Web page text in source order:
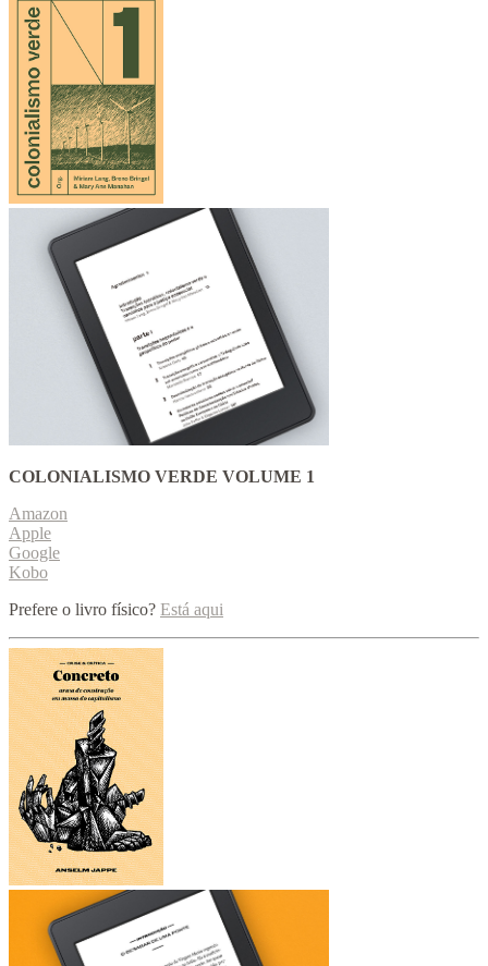
COLONIALISMO VERDE VOLUME 1
Amazon
Apple
Google
Kobo
Prefere o livro físico? Está aqui